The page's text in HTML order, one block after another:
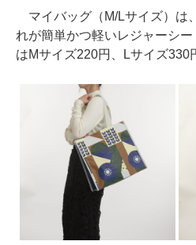
マイバッグ（M/Lサイズ）は
れが簡単かつ軽いレジャーシ
はMサイズ220円、Lサイズ330